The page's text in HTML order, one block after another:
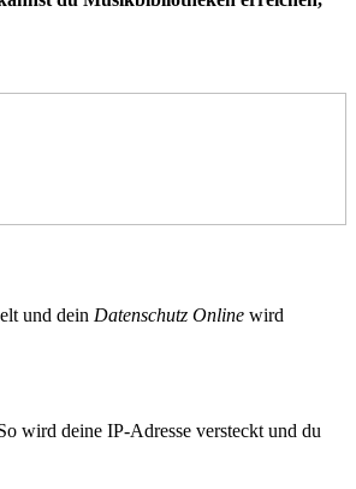
und dein Datenschutz Online wird
wird deine IP-Adresse versteckt und du